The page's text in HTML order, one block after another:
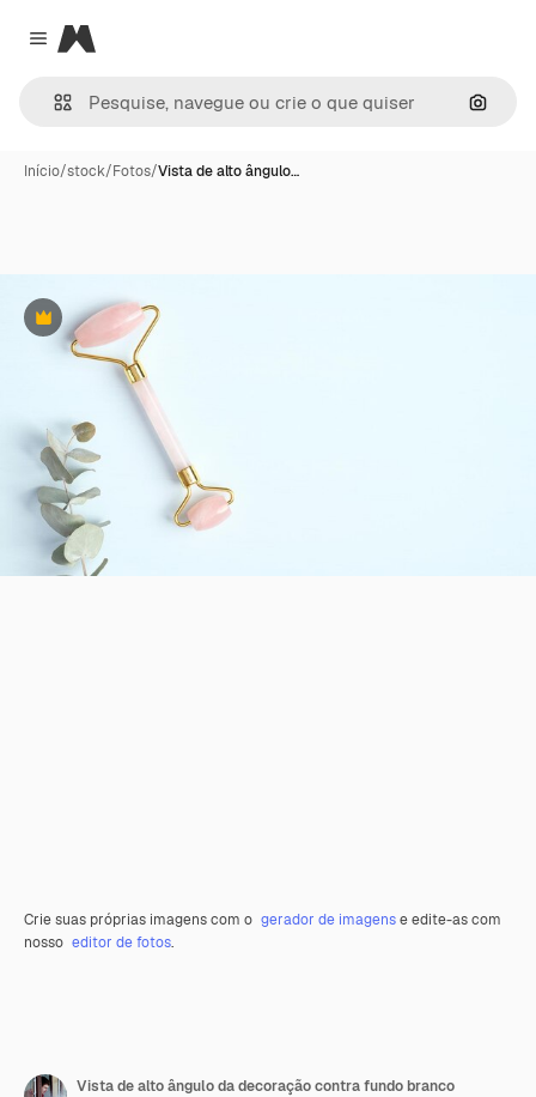
Close menu
Magnific
Início/stock/Fotos/Vista de alto ângulo…
Premium
Crie suas próprias imagens com o gerador de imagense edite-as com
nosso editor de fotos.
Vista de alto ângulo da decoração contra fundo branco